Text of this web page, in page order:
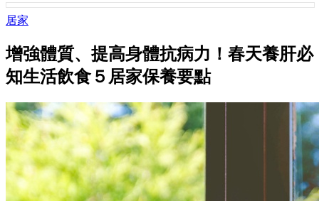
居家
增強體質、提高身體抗病力！春天養肝必
知生活飲食５居家保養要點